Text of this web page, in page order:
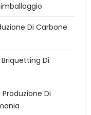
Di Carbone
Di
Produzione Di